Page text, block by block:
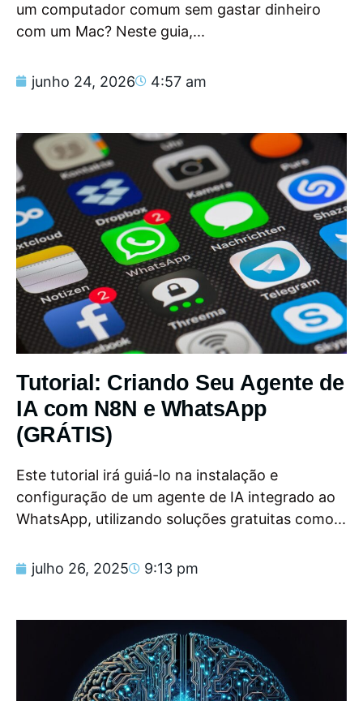
um computador comum sem gastar dinheiro
com um Mac? Neste guia,...
junho 24, 2026 4:57 am
Tutorial: Criando Seu Agente de
IA com N8N e WhatsApp
(GRÁTIS)
Este tutorial irá guiá-lo na instalação e
configuração de um agente de IA integrado ao
WhatsApp, utilizando soluções gratuitas como...
julho 26, 2025 9:13 pm